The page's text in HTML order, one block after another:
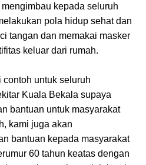
kepada seluruh
pola hidup sehat dan
tangan dan memakai masker
keluar dari rumah.
untuk seluruh
Kuala Bekala supaya
bantuan untuk masyarakat
kami juga akan
bantuan kepada masyarakat
60 tahun keatas dengan